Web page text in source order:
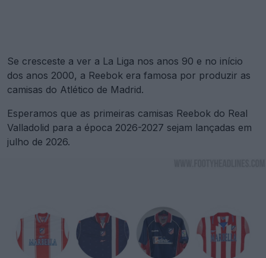
Se cresceste a ver a La Liga nos anos 90 e no início
dos anos 2000, a Reebok era famosa por produzir as
camisas do Atlético de Madrid.
Esperamos que as primeiras camisas Reebok do Real
Valladolid para a época 2026-2027 sejam lançadas em
julho de 2026.